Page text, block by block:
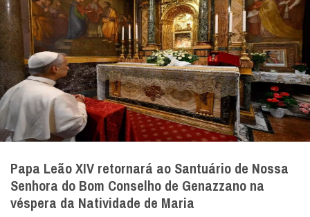
Papa Leão XIV retornará ao Santuário de Nossa
Senhora do Bom Conselho de Genazzano na
véspera da Natividade de Maria